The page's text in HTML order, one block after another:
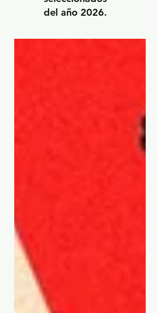
del año 2026.